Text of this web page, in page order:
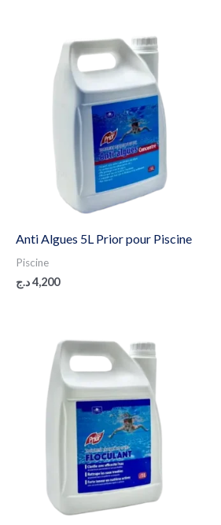
Anti Algues 5L Prior pour Piscine
Piscine
4,200د.ج